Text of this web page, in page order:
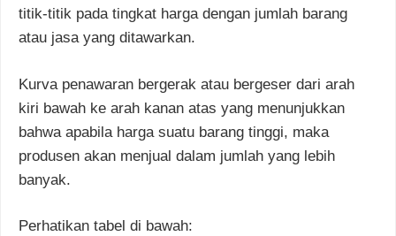
titik-titik pada tingkat harga dengan jumlah barang
atau jasa yang ditawarkan.
Kurva penawaran bergerak atau bergeser dari arah
kiri bawah ke arah kanan atas yang menunjukkan
bahwa apabila harga suatu barang tinggi, maka
produsen akan menjual dalam jumlah yang lebih
banyak.
Perhatikan tabel di bawah: